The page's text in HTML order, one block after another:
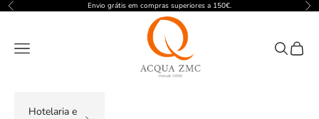
Pular para o conteúdo
Anterior Envio grátis em compras superiores a 150€.
ACQUA ZMC
Menu
Pesquisar
Hotelaria e